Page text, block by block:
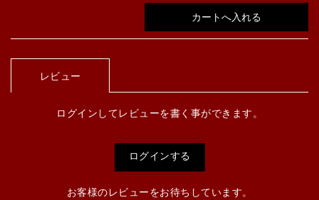
レビュー
ログインしてレビューを書く事ができます。
ログインする
お客様のレビューをお待ちしています。